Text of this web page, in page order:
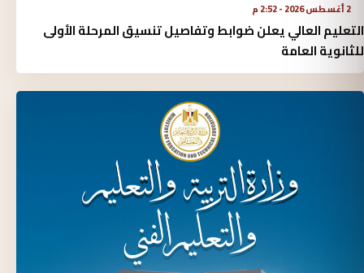
2 أغسطس 2026 - 2:52 م
التعليم العالي يعلن ضوابط وتفاصيل تنسيق المرحلة الأولى
للثانوية العامة